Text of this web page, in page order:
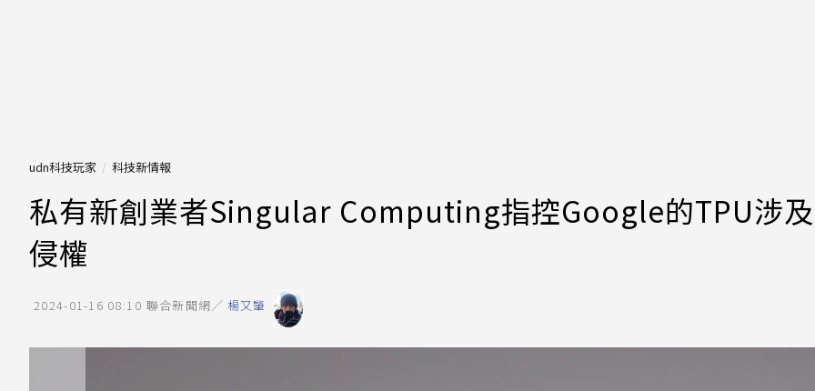
udn科技玩家 科技新情報
私有新創業者Singular Computing指控Google的TPU涉
侵權
2024-01-16 08:10 聯合新聞網／ 楊又肇